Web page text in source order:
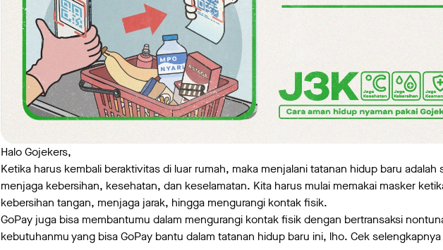
Halo Gojekers,
Ketika harus kembali beraktivitas di luar rumah, maka menjalani tatanan hidup baru
menjaga kebersihan, kesehatan, dan keselamatan. Kita harus mulai memakai masker
kebersihan tangan, menjaga jarak, hingga mengurangi kontak fisik.
GoPay juga bisa membantumu dalam mengurangi kontak fisik dengan bertransaksi
kebutuhanmu yang bisa GoPay bantu dalam tatanan hidup baru ini, lho. Cek